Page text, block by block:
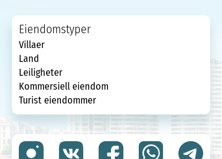
Eiendomstyper
Villaer
Land
Leiligheter
Kommersiell eiendom
Turist eiendommer